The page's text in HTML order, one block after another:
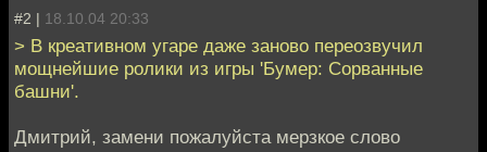
#2 | 18.10.04 20:33
> В креативном угаре даже заново переозвучил
мощнейшие ролики из игры 'Бумер: Сорванные
башни'.
Дмитрий, замени пожалуйста мерзкое слово